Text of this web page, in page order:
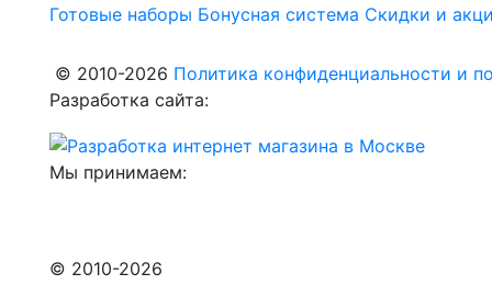
Готовые наборы Бонусная система Скидки и
© 2010-2026 Политика конфиденциальности и
Разработка сайта:
Мы принимаем:
© 2010-2026